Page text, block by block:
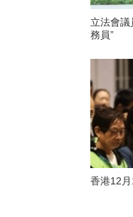
立法會議
務員”
香港12